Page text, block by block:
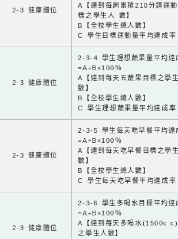
2-3 健康體位
A【達到每周累積210分鐘運
標之學生人 數】
B【全校學生總人數】
C 學生目標運動量平均達成率
2-3 健康體位
2-3-4 學生理想蔬果量平均達
=A÷B×100％
A【達到每天五蔬果目標之學
數】
B【全校學生總人數】
C 學生理想蔬果量平均達成率
2-3 健康體位
2-3-5 學生每天吃早餐平均達
=A÷B×100％
A【達到每天吃早餐目標之學
數】
B【全校學生總人數】
C 學生每天吃早餐平均達成率
2-3 健康體位
2-3-6 學生多喝水目標平均達
=A÷B×100％
A【達到每天多喝水
之學生人數】